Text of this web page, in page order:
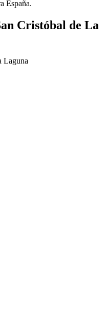
España.
Cristóbal de La
Laguna